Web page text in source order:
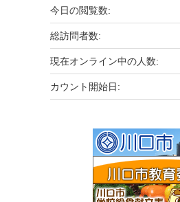
今日の閲覧数:
総訪問者数:
現在オンライン中の人数:
カウント開始日: